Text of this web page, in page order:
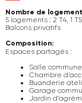
Nombre de
5 logements : 2 T4, 1
Balcons privatifs
Composition:
Espaces partagés :
Salle commune
Chambre
Buanderie
Garage
Jardin